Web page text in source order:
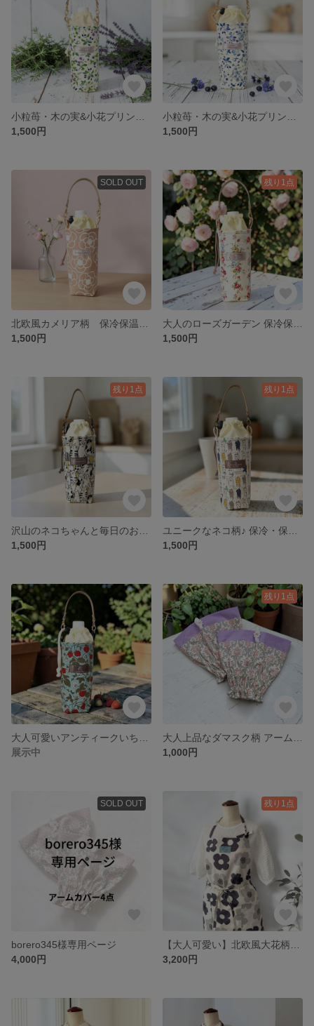
1,500円
1,500円
SOLD OUT
1,500円
残り1点
1,500円
残り1点
1,500円
残り1点
1,500円
展示中
残り1点
1,000円
SOLD OUT
borero345様専用ページ
4,000円
残り1点
3,200円